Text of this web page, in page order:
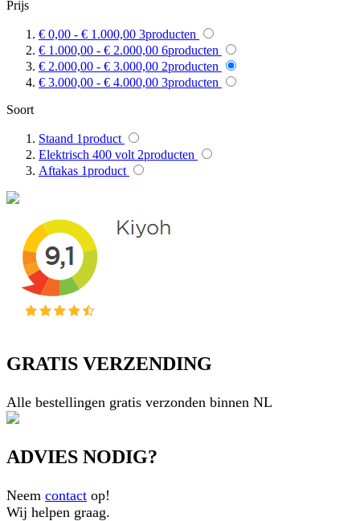
Prijs
€ 0,00 - € 1.000,00 3producten
€ 1.000,00 - € 2.000,00 6producten
€ 2.000,00 - € 3.000,00 2producten
€ 3.000,00 - € 4.000,00 3producten
Soort
Staand 1product
Elektrisch 400 volt 2producten
Aftakas 1product
GRATIS VERZENDING
Alle bestellingen gratis verzonden binnen NL
ADVIES NODIG?
Neem contact op!
Wij helpen graag.